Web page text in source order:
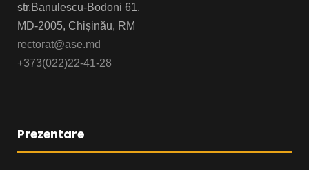
str.Banulescu-Bodoni 61,
MD-2005, Chișinău, RM
rectorat@ase.md
+373(022)22-41-28
Prezentare